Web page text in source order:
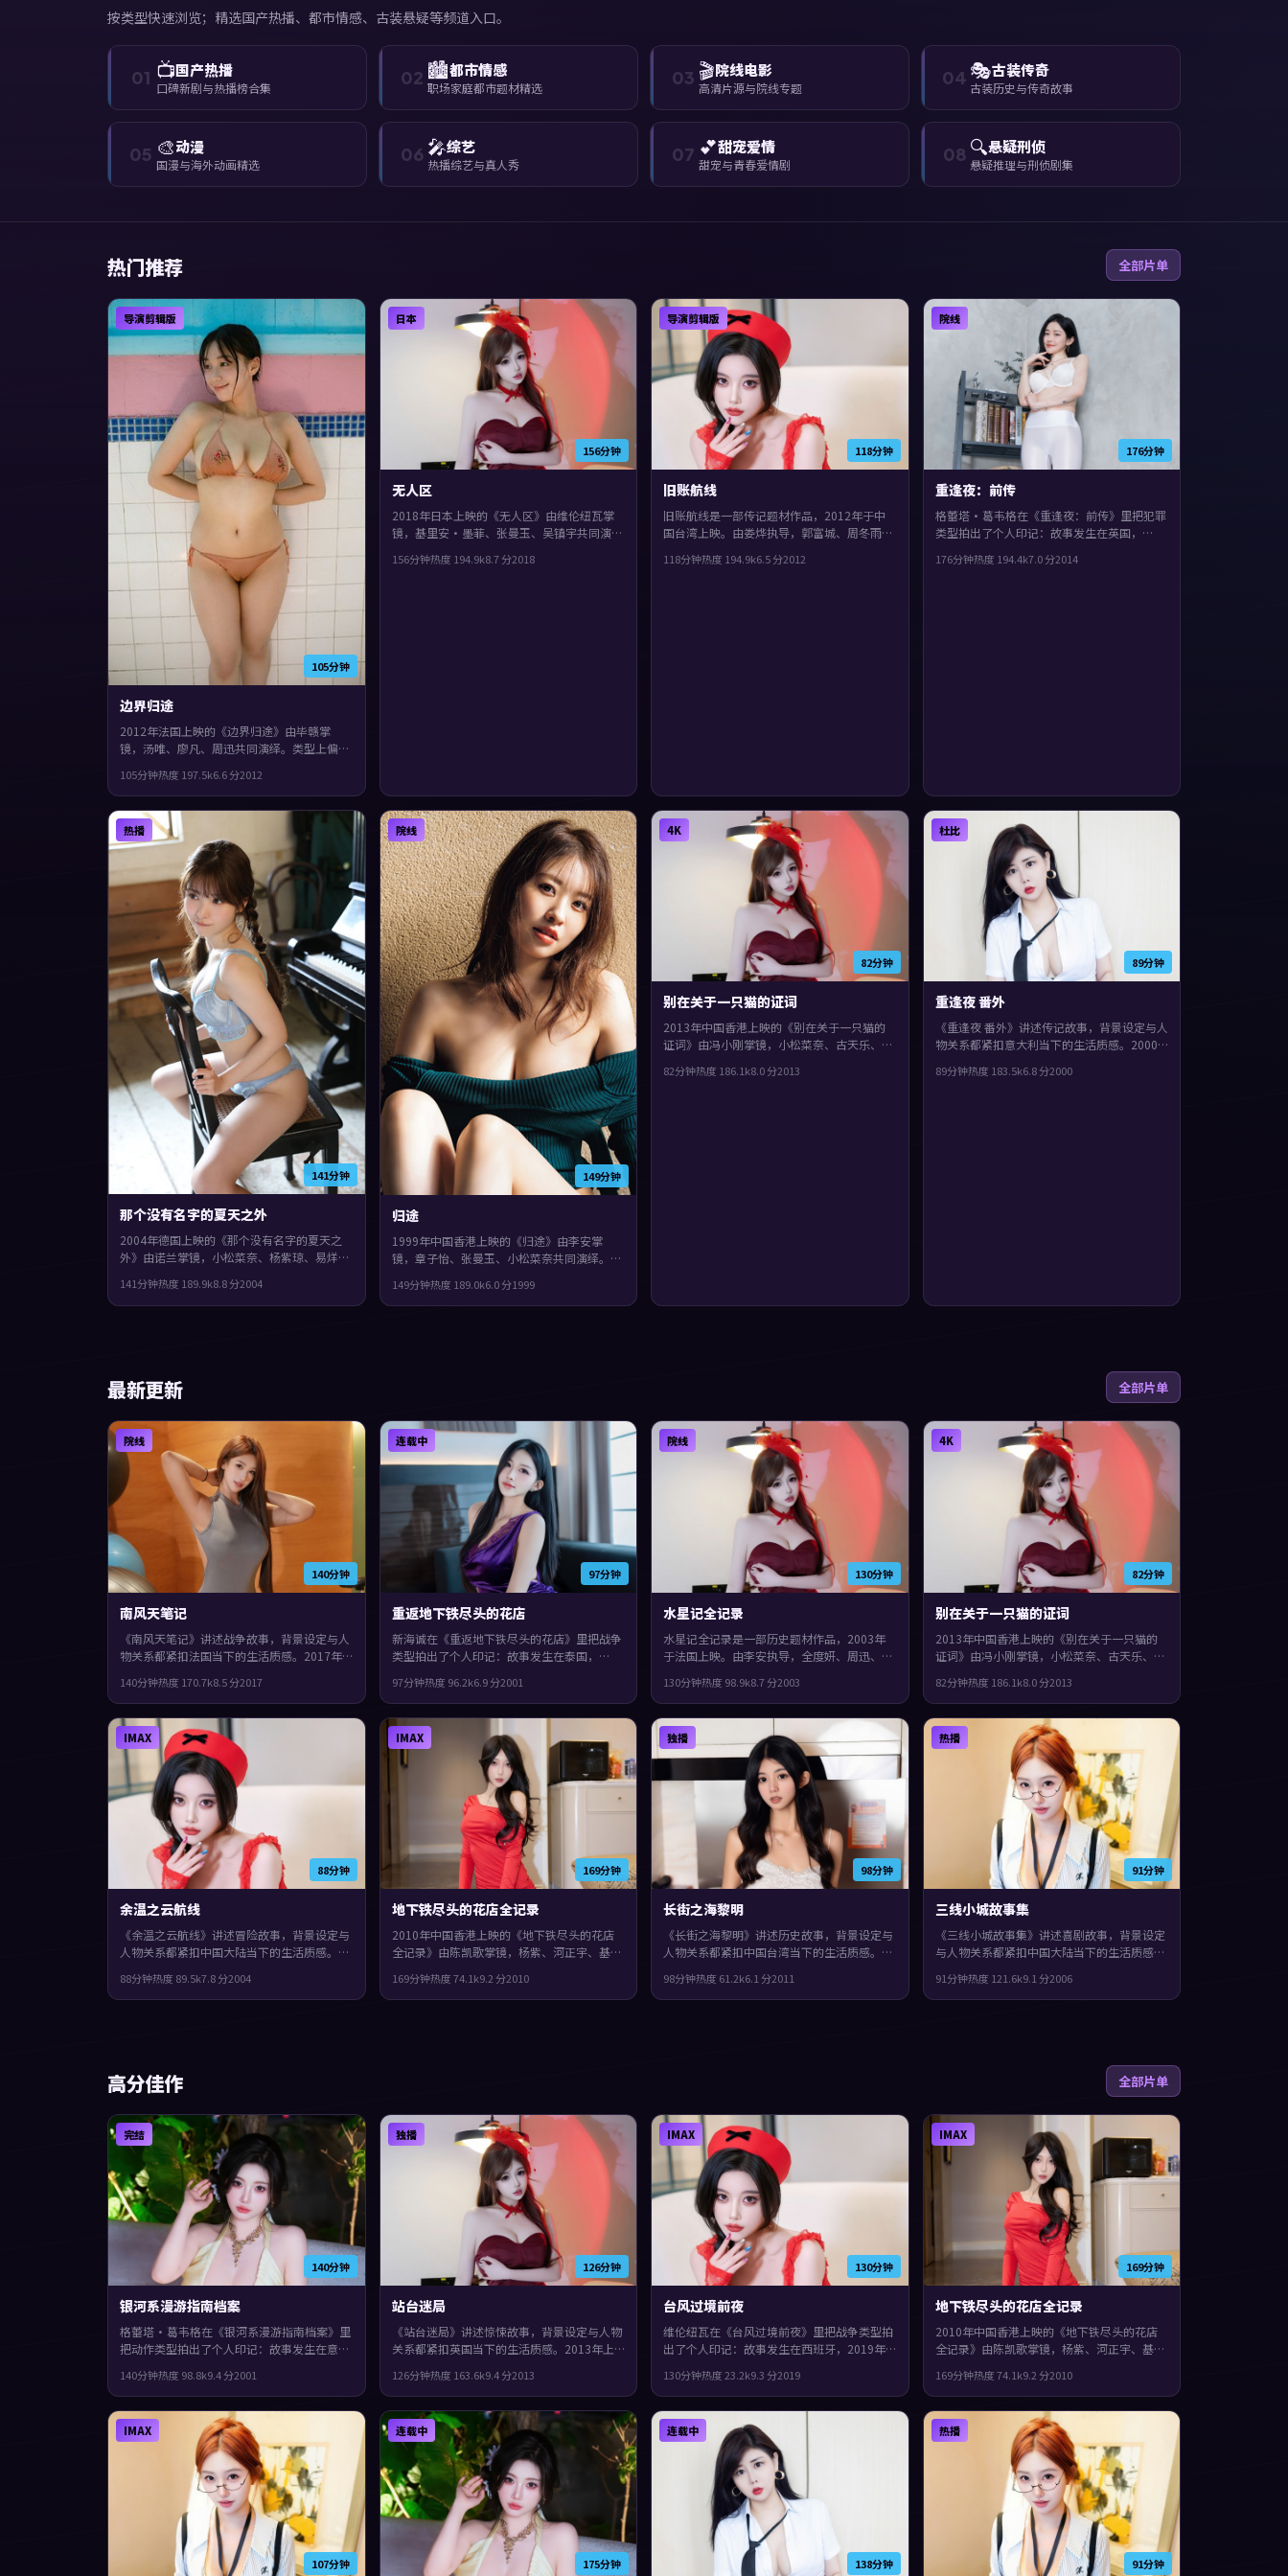
按类型快速浏览；精选国产热播、都市情感、古装悬疑等频道入口。
01 📺国产热播
口碑新剧与热播榜合集 02 🏙️都市情感
职场家庭都市题材精选 03 🎬院线电影
高清片源与院线专题 04 🎭古装传奇
古装历史与传奇故事
05 🎨动漫
国漫与海外动画精选 06 🎤综艺
热播综艺与真人秀 07 💕甜宠爱情
甜宠与青春爱情剧 08 🔍悬疑刑侦
悬疑推理与刑侦剧集
热门推荐 全部片单
105分钟
导演剪辑版
边界归途
2012年法国上映的《边界归途》由毕赣掌
镜，汤唯、廖凡、周迅共同演绎。类型上偏悬
事在回忆与现实之间交错推进。
105分钟热度 197.5k6.6分2012
156分钟
日本
无人区
2018年日本上映的《无人区》由维伦纽瓦掌
镜，基里安·墨菲、张曼玉、吴镇宇共同演
了作者表达，叙事在回忆与现实之间交错推
156分钟热度 194.9k8.7分2018
118分钟
导演剪辑版
旧账航线
旧账航线是一部传记题材作品，2012年于中
国台湾上映。由娄烨执导，郭富城、周冬雨、
弧光，整体完成度较高，适合喜欢细腻叙事与
118分钟热度 194.9k6.5分2012
176分钟
院线
重逢夜：前传
格蕾塔·葛韦格在《重逢夜：前传》里把犯罪
类型拍出了个人印记：故事发生在英国，
任素汐。节奏前半段克制蓄力，后半段集中爆
176分钟热度 194.4k7.0分2014
141分钟
热播
那个没有名字的夏天之外
2004年德国上映的《那个没有名字的夏天之
外》由诺兰掌镜，小松菜奈、杨紫琼、易烊千
实，细节里埋着伏笔，整体完成度较高，适合
喜欢细腻叙事与人物刻画的观众。
141分钟热度 189.9k8.8分2004
149分钟
院线
归途
1999年中国香港上映的《归途》由李安掌
镜，章子怡、张曼玉、小松菜奈共同演绎。类
体完成度较高，适合喜欢细腻叙事与人物刻画
的观众。
149分钟热度 189.0k6.0分1999
82分钟
4K
别在关于一只猫的证词
2013年中国香港上映的《别在关于一只猫的
证词》由冯小刚掌镜，小松菜奈、古天乐、黄
实，细节里埋着伏笔，整体完成度较高，适合
82分钟热度 186.1k8.0分2013
89分钟
杜比
重逢夜 番外
《重逢夜 番外》讲述传记故事，背景设定与人
物关系都紧扣意大利当下的生活质感。2000
领衔。影片在类型框架里仍保留了作者表达，
89分钟热度 183.5k6.8分2000
最新更新 全部片单
140分钟
院线
南风天笔记
《南风天笔记》讲述战争故事，背景设定与人
物关系都紧扣法国当下的生活质感。2017年
领衔。人物在道德与生存之间反复拉扯，整体
完成度较高，适合喜欢细腻叙事与人物刻画的
观众。
140分钟热度 170.7k8.5分2017
97分钟
连载中
重返地下铁尽头的花店
新海诚在《重返地下铁尽头的花店》里把战争
类型拍出了个人印记：故事发生在泰国，
红、袁泉。配乐与声场强化了不安与孤独感，
观感紧凑，值得推荐。
97分钟热度 96.2k6.9分2001
130分钟
院线
水星记全记录
水星记全记录是一部历史题材作品，2003年
于法国上映。由李安执导，全度妍、周迅、佛
半段集中爆发，整体完成度较高，适合喜欢细
腻叙事与人物刻画的观众。
130分钟热度 98.9k8.7分2003
82分钟
4K
别在关于一只猫的证词
2013年中国香港上映的《别在关于一只猫的
证词》由冯小刚掌镜，小松菜奈、古天乐、黄
实，细节里埋着伏笔，整体完成度较高，适合
喜欢细腻叙事与人物刻画的观众。
82分钟热度 186.1k8.0分2013
88分钟
IMAX
余温之云航线
《余温之云航线》讲述冒险故事，背景设定与
人物关系都紧扣中国大陆当下的生活质感。
胡歌领衔。城市空间成为情绪与悬念的载体，
整体完成度较高，适合喜欢细腻叙事与人物刻
88分钟热度 89.5k7.8分2004
169分钟
IMAX
地下铁尽头的花店全记录
2010年中国香港上映的《地下铁尽头的花店
全记录》由陈凯歌掌镜，杨紫、河正宇、基里
型框架里仍保留了作者表达，结局留白，给观
众回味与讨论空间。
169分钟热度74.1k9.2 分2010
98分钟
独播
长街之海黎明
《长街之海黎明》讲述历史故事，背景设定与
人物关系都紧扣中国台湾当下的生活质感。
玺、谭卓领衔。城市空间成为情绪与悬念的载
体，整体完成度较高，适合喜欢细腻叙事与人
98分钟热度 61.2k6.1 分2011
91分钟
热播
三线小城故事集
《三线小城故事集》讲述喜剧故事，背景设定
与人物关系都紧扣中国大陆当下的生活质感。
·斯文顿、木村拓哉、张曼玉领衔。配乐与声
场强化了不安与孤独感，整体完成度较高，适
91分钟热度 121.6k9.1 分2006
高分佳作 全部片单
140分钟
完结
银河系漫游指南档案
格蕾塔·葛韦格在《银河系漫游指南档案》里
把动作类型拍出了个人印记：故事发生在意大
查拉梅、杨紫、小松菜奈。配乐与声场强化了
不安与孤独感，整体完成度较高，适合喜欢细
腻叙事与人物刻画的观众。
140分钟热度 98.8k9.4分2001
126分钟
独播
站台迷局
《站台迷局》讲述惊悚故事，背景设定与人物
关系都紧扣英国当下的生活质感。2013年上
·珀领衔。一场意外把原本平行的人生拧在一
起，片尾余味很足。
126分钟热度 163.6k9.4分2013
130分钟
IMAX
台风过境前夜
维伦纽瓦在《台风过境前夜》里把战争类型拍
出了个人印记：故事发生在西班牙，2019年
紫。城市空间成为情绪与悬念的载体，片尾余
味很足。
130分钟热度23.2k9.3 分2019
169分钟
IMAX
地下铁尽头的花店全记录
2010年中国香港上映的《地下铁尽头的花店
全记录》由陈凯歌掌镜，杨紫、河正宇、基里
型框架里仍保留了作者表达，结局留白，给观
众回味与讨论空间。
169分钟热度74.1k9.2 分2010
107分钟
IMAX
175分钟
连载中
138分钟
连载中
91分钟
热播